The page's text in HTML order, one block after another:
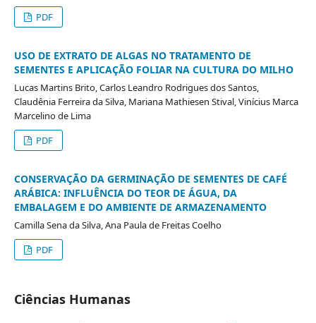
PDF
USO DE EXTRATO DE ALGAS NO TRATAMENTO DE
SEMENTES E APLICAÇÃO FOLIAR NA CULTURA DO MILHO
Lucas Martins Brito, Carlos Leandro Rodrigues dos Santos,
Claudênia Ferreira da Silva, Mariana Mathiesen Stival, Vinícius Marca
Marcelino de Lima
PDF
CONSERVAÇÃO DA GERMINAÇÃO DE SEMENTES DE CAFÉ
ARÁBICA: INFLUÊNCIA DO TEOR DE ÁGUA, DA
EMBALAGEM E DO AMBIENTE DE ARMAZENAMENTO
Camilla Sena da Silva, Ana Paula de Freitas Coelho
PDF
Ciências Humanas